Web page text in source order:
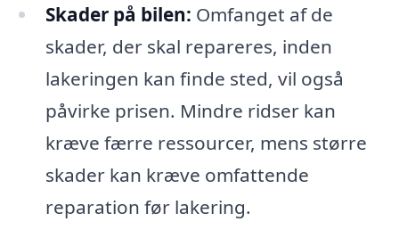
Skader på bilen: Omfanget af de
skader, der skal repareres, inden
lakeringen kan finde sted, vil også
påvirke prisen. Mindre ridser kan
kræve færre ressourcer, mens større
skader kan kræve omfattende
reparation før lakering.